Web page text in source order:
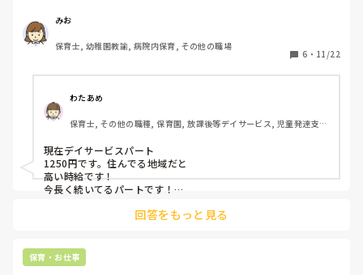
求人見ていると高い時給の所は特に経験が豊富（経験年数の
しばりはない）だから高いというわけではなさそうです。
大変、求められることが多いなど、離職率が高いなどデメリ
ットはありますか？
あまり時給が高い所で働いたことがないので、経験者の方教
えてください。
今のところ、民間保育園パートを探してます！
みお
保育士, 幼稚園教諭, 病院内保育, その他の職場
6 ・ 11/22
わたあめ
保育士, その他の職種, 保育園, 放課後等デイサービス, 児童発達支援
現在デイサービスパート
1250円です。住んでる地域だと
高い時給です！
今長く続いてるパートです！
契約期間満了で退職しました笑
保育士資格持ってる人でも
回答をもっと見る
保育・お仕事